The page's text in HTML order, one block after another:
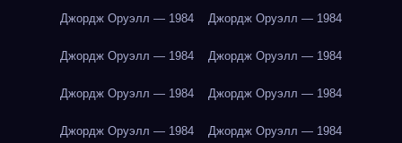
Джордж Оруэлл — 1984 Джордж Оруэлл — 1984
Джордж Оруэлл — 1984 Джордж Оруэлл — 1984
Джордж Оруэлл — 1984 Джордж Оруэлл — 1984
Джордж Оруэлл — 1984 Джордж Оруэлл — 1984